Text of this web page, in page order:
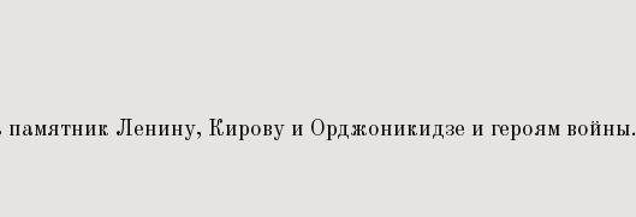
памятник Ленину, Кирову и Орджоникидзе и героям войны.